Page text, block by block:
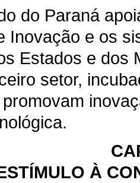
do Paraná
Inovação e os
Estados e dos
setor,
À